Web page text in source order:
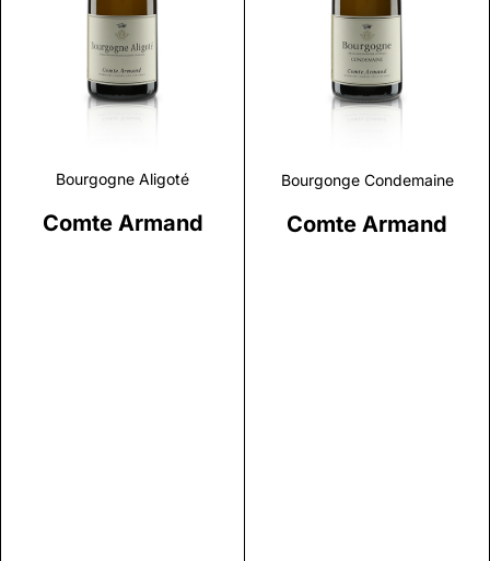
Bourgogne Aligoté
Comte Armand
Discover
Bourgonge Condemaine
Comte Armand
Discover